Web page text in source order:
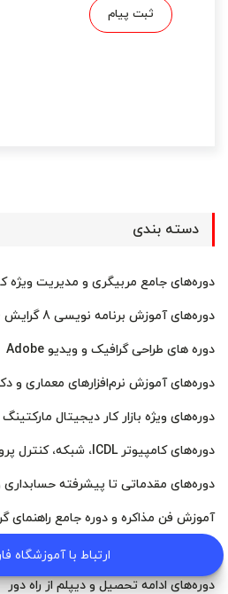
ثبت پیام
دسته بندی
دوره‌های جامع مربیگری و مدیریت ویژه
دوره‌های آموزش برنامه نویسی 8 گرایش 20 زبان
دوره های طراحی گرافیک و ویدیو Adobe
دوره‌های آموزش نرم‌افزارهای معماری و
دوره‌های ویژه بازار کار دیجیتال مارکتینگ
دوره‌های کامپیوتر ICDL، شبکه، کنترل پروژه MSP
دوره‌های مقدماتی تا پیشرفته حسابداری
آموزش فن مذاکره و دوره جامع راهنمای
دوره‌های تخصص در امور اداری، دبیرخانه و
دوره‌های ادامه تحصیل و دیپلم از راه دور
ارتباط با آموزشگاه